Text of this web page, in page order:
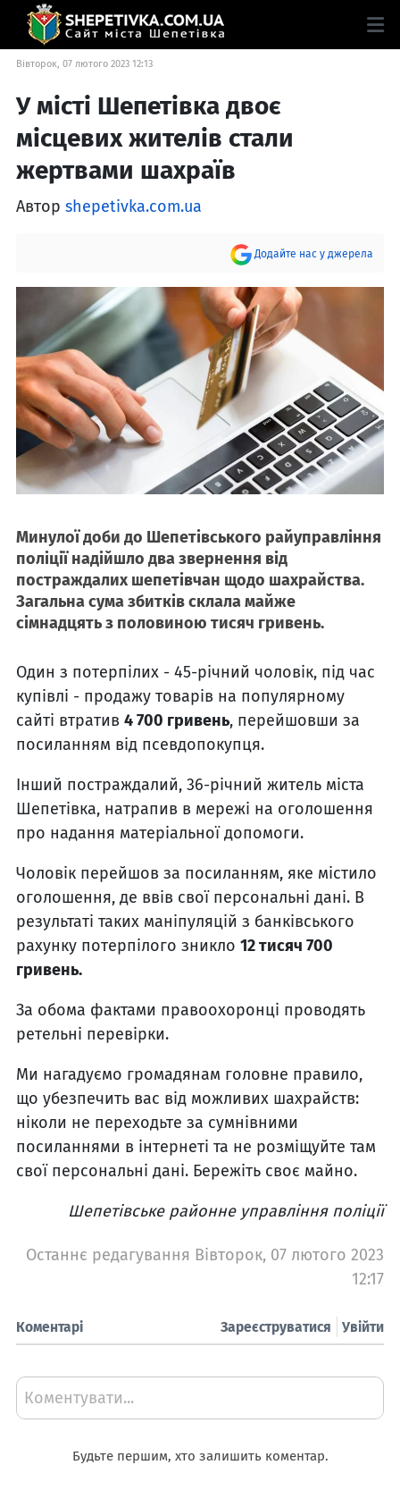
Вівторок, 07 лютого 2023 12:13
У місті Шепетівка двоє
місцевих жителів стали
жертвами шахраїв
Автор shepetivka.com.ua
Додайте нас у джерела
Минулої доби до Шепетівського райуправління
поліції надійшло два звернення від
постраждалих шепетівчан щодо шахрайства.
Загальна сума збитків склала майже
сімнадцять з половиною тисяч гривень.
Один з потерпілих - 45-річний чоловік, під час
купівлі - продажу товарів на популярному
сайті втратив 4 700 гривень, перейшовши за
посиланням від псевдопокупця.
Інший постраждалий, 36-річний житель міста
Шепетівка, натрапив в мережі на оголошення
про надання матеріальної допомоги.
Чоловік перейшов за посиланням, яке містило
оголошення, де ввів свої персональні дані. В
результаті таких маніпуляцій з банківського
рахунку потерпілого зникло 12 тисяч 700
гривень.
За обома фактами правоохоронці проводять
ретельні перевірки.
Ми нагадуємо громадянам головне правило,
що убезпечить вас від можливих шахрайств:
ніколи не переходьте за сумнівними
посиланнями в інтернеті та не розміщуйте там
свої персональні дані. Бережіть своє майно.
Шепетівське районне управління поліції
Останнє редагування Вівторок, 07 лютого 2023
12:17
Коментарі Увійти
Зареєструватися
Коментувати...
Будьте першим, хто залишить коментар.